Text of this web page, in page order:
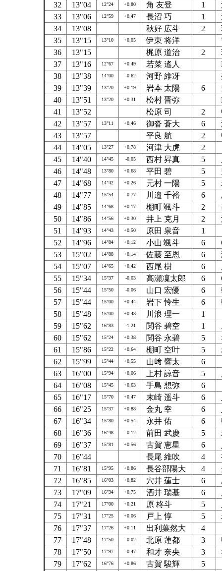
32
13"04 12"24 +0.80 角 友登 1
33
13"06 12"59 +0.47 長沼 巧 1
34
13"08 秋好 広斗 2
35
13"15 13"10 +0.05 伊東 将洋
36
13"15 梶原 道治 2
37
13"16 12"67 +0.49 若菜 遙人
38
13"38 14"00 -0.62 河野 維冴
39
13"39 13"20 +0.19 岩本 太陽 6
40
13"51 13"20 +0.31 松村 晋弥
41
13"52 松原 司 2
42
13"57 13"11 +0.46 御沓 蒼大 6
43
13"57 平良 航 2
44
14"05 13"27 +0.78 河津 大虎 2
45
14"40 14"45 -0.05 西村 昇真 5
46
14"48 13"80 +0.68 平田 碧 5
47
14"68 14"42 +0.26 元村 一陽 5
48
14"77 15"54 -0.77 川邉 千裕 6
49
14"85 14"68 +0.17 棚町 颯斗 2
50
14"86 14"56 +0.30 井上 克月 2
51
14"93 14"43 +0.50 原田 泉音 1
52
14"96 14"84 +0.12 小山 颯斗 6
53
15"02 14"88 +0.14 佐藤 至恩 6
54
15"07 14"65 +0.42 西尾 樹 6
55
15"34 15"37 -0.03 高瀬凜太郎 6
56
15"44 15"50 -0.06 山口 宏優 6
57
15"44 15"00 +0.44 岩下 怜生 6
58
15"48 15"00 +0.48 川浪 理一 1
59
15"62 16"83 -1.21 関谷 碧空 1
60
15"62 15"24 +0.38 関谷 永碧 5
61
15"86 15"22 +0.64 棚町 空叶 5
62
15"99 15"44 +0.55 山﨑 響太 6
63
16"00 15"94 +0.06 上村 諒音 5
64
16"08 15"45 +0.63 手島 想弥 6
65
16"17 15"70 +0.47 末崎 遥斗 6
66
16"25 15"37 +0.88 金丸 幸 6
67
16"34 15"80 +0.54 永井 佑 6
68
16"36 16"48 -0.12 前田 武慶 5
69
16"37 15"81 +0.56 古賀 恵星 6
70
16"44 長尾 維吹 4
71
16"81 15"95 +0.86 長谷部陽大 4
72
16"85 16"03 +0.82 穴井 蓮士 6
73
17"09 16"34 +0.75 酒井 瑞基 6
74
17"21 17"00 +0.21 原 柊斗 5
75
17"31 17"25 +0.06 戸上 惇 5
76
17"37 17"26 +0.11 出利葉然大 4
77
17"48 17"50 -0.02 北原 蓮都 3
78
17"50 17"97 -0.47 和才 奈央 3
79
17"62 16"76 +0.86 古賀 駿輝 5